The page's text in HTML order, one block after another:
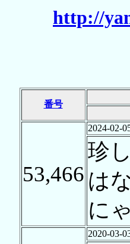
http://
番号
53,466
2024-02-
珍
は
に
2020-03-